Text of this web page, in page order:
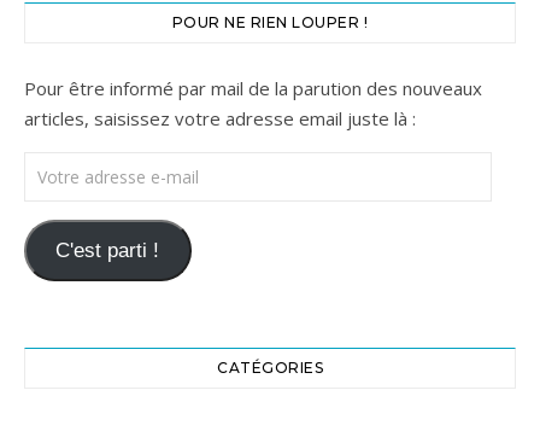
POUR NE RIEN LOUPER !
Pour être informé par mail de la parution des nouveaux
articles, saisissez votre adresse email juste là :
Votre adresse e-mail
C'est parti !
CATÉGORIES